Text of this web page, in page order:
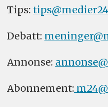
Tips:
Debatt:
Annonse:
Abonnement: